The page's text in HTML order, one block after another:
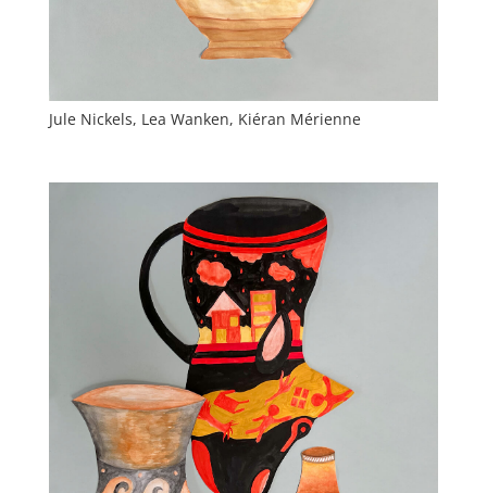
Jule Nickels, Lea Wanken, Kiéran Mérienne